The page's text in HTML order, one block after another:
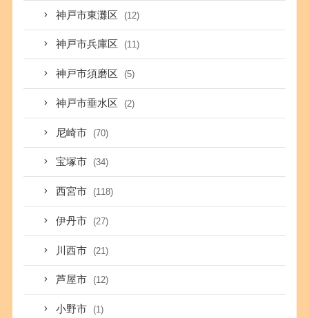
神戸市東灘区 (12)
神戸市兵庫区 (11)
神戸市須磨区 (5)
神戸市垂水区 (2)
尼崎市 (70)
宝塚市 (34)
西宮市 (118)
伊丹市 (27)
川西市 (21)
芦屋市 (12)
小野市 (1)